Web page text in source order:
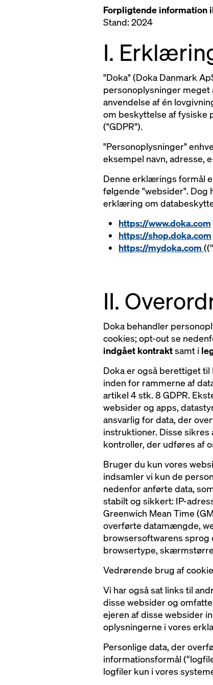
Forpligtende information
Stand: 2024
I.
"Doka" (Doka Danmark
personoplysninger
anvendelse af én
om beskyttelse af fysiske
("GDPR").
"Personoplysninger"
eksempel navn, adresse,
Denne erklærings formål
følgende "websider". Dog
erklæring om
https://www.doka.com
https://shop.doka.com
https://mydoka.com
II.
Doka behandler
cookies; opt-out se
indgået kontraktsamt i
Doka er også berettiget
inden for rammerne af
artikel 4 stk. 8 GDPR.
websider og apps,
ansvarlig for data, der
instruktioner. Disse
kontroller, der udføres af
Bruger du kun vores
indsamler vi kun de
nedenfor anførte data,
stabilt og sikkert: IP-
Greenwich Mean Time
overførte datamængde,
browsersoftwarens sprog
browsertype,
Vedrørende brug af
Vi har også sat links til
disse websider og
ejeren af disse websider
oplysningerne i vores
Personlige data, der
informationsformål
logfiler kun i vores